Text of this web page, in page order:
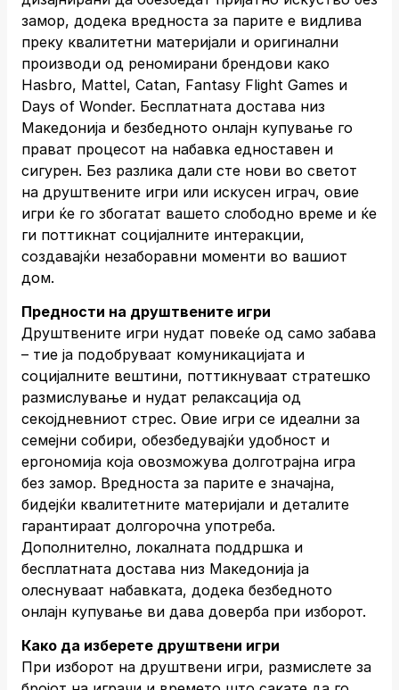
замор, додека вредноста за парите е видлива
преку квалитетни материјали и оригинални
производи од реномирани брендови како
Hasbro, Mattel, Catan, Fantasy Flight Games и
Days of Wonder. Бесплатната достава низ
Македонија и безбедното онлајн купување го
прават процесот на набавка едноставен и
сигурен. Без разлика дали сте нови во светот
на друштвените игри или искусен играч, овие
игри ќе го збогатат вашето слободно време и ќе
ги поттикнат социјалните интеракции,
создавајќи незаборавни моменти во вашиот
дом.
Предности на друштвените игри
Друштвените игри нудат повеќе од само забава
– тие ја подобруваат комуникацијата и
социјалните вештини, поттикнуваат стратешко
размислување и нудат релаксација од
секојдневниот стрес. Овие игри се идеални за
семејни собири, обезбедувајќи удобност и
ергономија која овозможува долготрајна игра
без замор. Вредноста за парите е значајна,
бидејќи квалитетните материјали и деталите
гарантираат долгорочна употреба.
Дополнително, локалната поддршка и
бесплатната достава низ Македонија ја
олеснуваат набавката, додека безбедното
онлајн купување ви дава доверба при изборот.
Како да изберете друштвени игри
При изборот на друштвени игри, размислете за